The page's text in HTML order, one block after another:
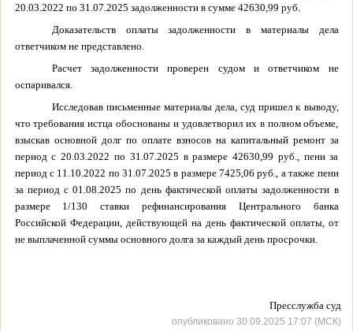
20.03.2022 по 31.07.2025 задолженности в сумме 42630,99 руб.
Доказательств оплаты задолженности в материалы дела
ответчиком не представлено.
Расчет задолженности проверен судом и ответчиком не
оспаривался.
Исследовав письменные материалы дела, суд пришел к выводу,
что требования истца обоснованы и удовлетворил их в полном объеме,
взыскав основной долг по оплате взносов на капитальный ремонт за
период с 20.03.2022 по 31.07.2025 в размере 42630,99 руб., пени за
период с 11.10.2022 по 31.07.2025 в размере 7425,06 руб., а также пени
за период с 01.08.2025 по день фактической оплаты задолженности в
размере 1/130 ставки рефинансирования Центрального банка
Российской Федерации, действующей на день фактической оплаты, от
не выплаченной суммы основного долга за каждый день просрочки.
Пресслужба суда
опубликовано 30.09.2025 17:07 (МСК)